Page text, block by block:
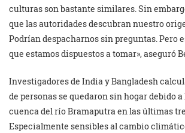
culturas son bastante similares. Sin
que las autoridades descubran nuestro
Podrían despacharnos sin preguntas. Pero
que estamos dispuestos a tomar», aseguró
Investigadores de India y Bangladesh
de personas se quedaron sin hogar debido
cuenca del río Bramaputra en las últimas
Especialmente sensibles al cambio